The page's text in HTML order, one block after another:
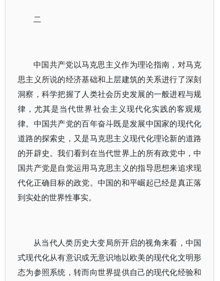
二
中国共产党以马克思主义作为理论指南，对马克
思主义所说的经济基础和上层建筑的关系进行了深刻
洞察，科学把握了人类社会历史发展的一般进程与规
律，尤其是当代世界社会主义现代化实践的客观规
律。中国共产党的百年奋斗既是发展中国家的现代化
道路的探索史，又是马克思主义现代化理论新的道路
的开辟史。我们看到在当代世界上的所有政党中，中
国共产党是自觉运用马克思主义的指导思想来追求现
代化正确目标的政党。中国的和平崛起已经是真正落
到实处的世界性事实。
从当代人类历史大变局所开启的视角来看，中国
式现代化从有意识或无意识地以欧美的现代化文明形
态为参照系统，转而向世界提供自己的现代化经验和